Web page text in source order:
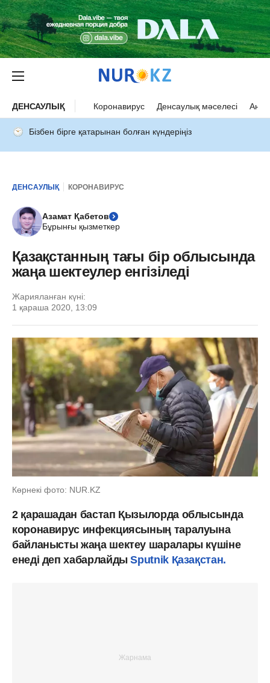
ДЕНСАУЛЫҚ Коронавирус Денсаулық мәселесі Ана
Бізбен бірге қатарынан болған күндеріңіз
ДЕНСАУЛЫҚ КОРОНАВИРУС
Азамат Қабетов
Бұрынғы қызметкер
Қазақстанның тағы бір облысында
жаңа шектеулер енгізіледі
Жарияланған күні:
1 қараша 2020, 13:09
Көрнекі фото: NUR.KZ
2 қарашадан бастап Қызылорда облысында
коронавирус инфекциясының таралуына
байланысты жаңа шектеу шаралары күшіне
енеді деп хабарлайдыSputnik Қазақстан.